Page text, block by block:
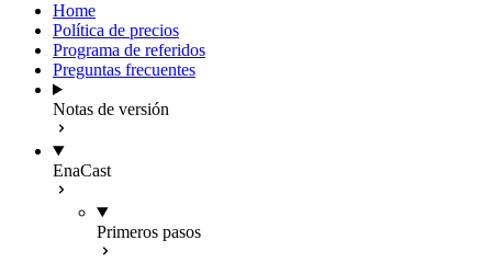
Home
Política de precios
Programa de referidos
Preguntas frecuentes
Notas de versión
EnaCast
Primeros pasos